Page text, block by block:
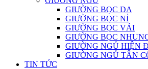
GIƯỜNG BỌC DA
GIƯỜNG BỌC NỈ
GIƯỜNG BỌC VẢI
GIƯỜNG BỌC
GIƯỜNG NGỦ HIỆN
GIƯỜNG NGỦ TÂN
TIN TỨC